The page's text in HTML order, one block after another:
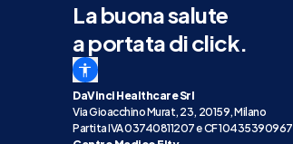
La buona salute
a portata di click.
DaVinci Healthcare Srl
Via Gioacchino Murat, 23, 20159, Milano
Partita IVA 03740811207 e CF 10435390967